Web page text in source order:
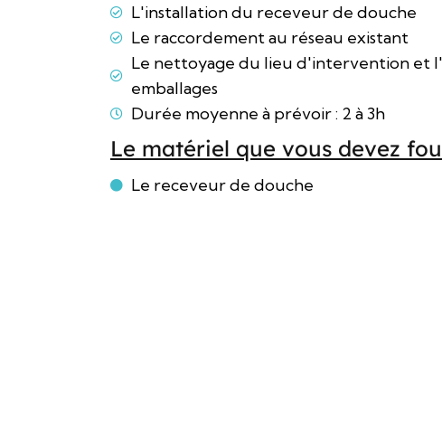
L'installation du receveur de douche
Le raccordement au réseau existant
Le nettoyage du lieu d'intervention et
emballages
Durée moyenne à prévoir : 2 à 3h
Le matériel que vous devez
Le receveur de douche